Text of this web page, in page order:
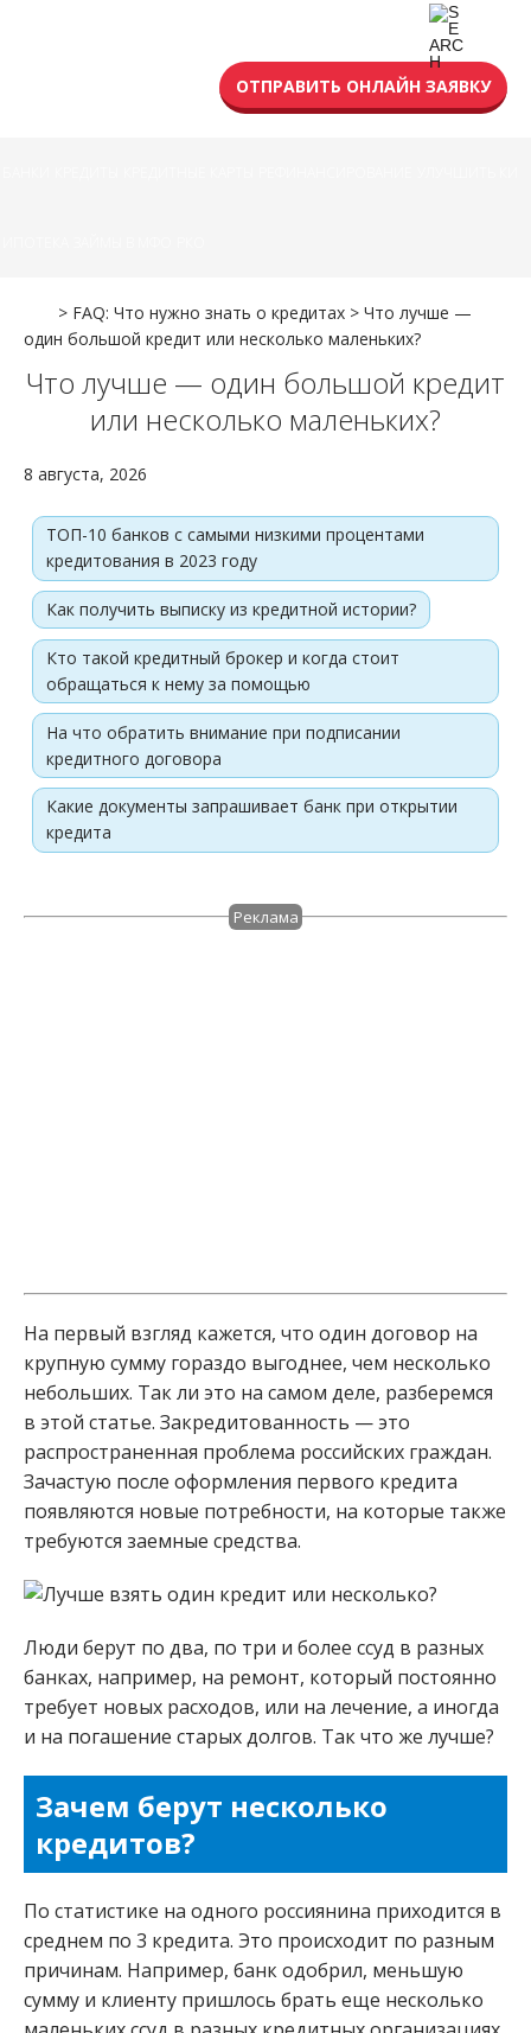
ОТПРАВИТЬ ОНЛАЙН ЗАЯВКУ
> FAQ: Что нужно знать о кредитах > Что лучше —
один большой кредит или несколько маленьких?
Что лучше — один большой кредит
или несколько маленьких?
8 августа, 2026
ТОП-10 банков с самыми низкими процентами
кредитования в 2023 году
Как получить выписку из кредитной истории?
Кто такой кредитный брокер и когда стоит
обращаться к нему за помощью
На что обратить внимание при подписании
кредитного договора
Какие документы запрашивает банк при открытии
кредита
Реклама
На первый взгляд кажется, что один договор на
крупную сумму гораздо выгоднее, чем несколько
небольших. Так ли это на самом деле, разберемся
в этой статье. Закредитованность — это
распространенная проблема российских граждан.
Зачастую после оформления первого кредита
появляются новые потребности, на которые также
требуются заемные средства.
Люди берут по два, по три и более ссуд в разных
банках, например, на ремонт, который постоянно
требует новых расходов, или на лечение, а иногда
и на погашение старых долгов. Так что же лучше?
Зачем берут несколько
кредитов?
По статистике на одного россиянина приходится в
среднем по 3 кредита. Это происходит по разным
причинам. Например, банк одобрил, меньшую
сумму и клиенту пришлось брать еще несколько